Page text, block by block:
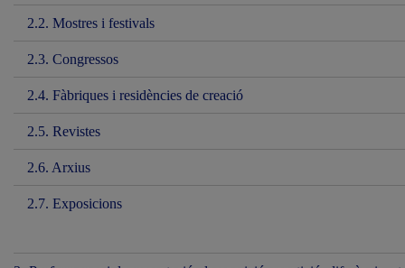
2.2. Mostres i festivals
2.3. Congressos
2.4. Fàbriques i residències de creació
2.5. Revistes
2.6. Arxius
2.7. Exposicions